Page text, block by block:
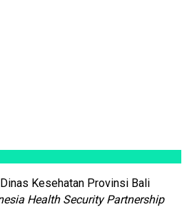
Kesehatan Provinsi Bali
Health Security Partnership